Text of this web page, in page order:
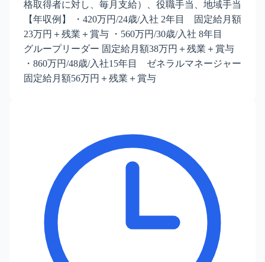
格取得者に対し、毎月支給）、役職手当、地域手当
【年収例】 ・420万円/24歳/入社 2年目 固定給月額
23万円＋残業＋賞与 ・560万円/30歳/入社 8年目
グループリーダー 固定給月額38万円＋残業＋賞与
・860万円/48歳/入社15年目 ゼネラルマネージャー
固定給月額56万円＋残業＋賞与